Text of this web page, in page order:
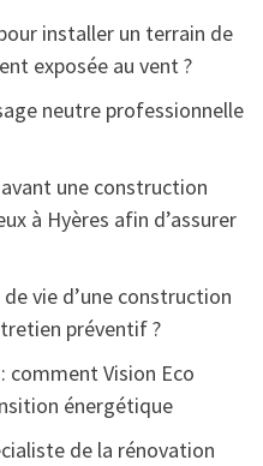
installer un terrain de
exposée au vent ?
neutre professionnelle
une construction
à Hyères afin d’assurer
vie d’une construction
préventif ?
comment Vision Eco
énergétique
de la rénovation